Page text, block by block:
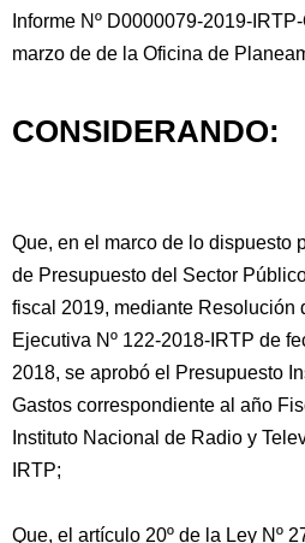
Informe Nº D0000079-2019-
marzo de de la Oficina de
CONSIDERANDO:
Que, en el marco de lo dispuesto
de Presupuesto del Sector
fiscal 2019, mediante Resolución
Ejecutiva Nº 122-2018-IRTP de
2018, se aprobó el Presupuesto
Gastos correspondiente al año
Instituto Nacional de Radio y
IRTP;
Que, el artículo 20º de la Ley Nº